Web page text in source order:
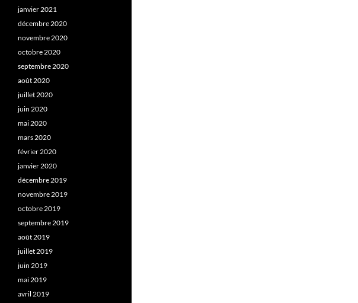
janvier 2021
décembre 2020
novembre 2020
octobre 2020
septembre 2020
août 2020
juillet 2020
juin 2020
mai 2020
mars 2020
février 2020
janvier 2020
décembre 2019
novembre 2019
octobre 2019
septembre 2019
août 2019
juillet 2019
juin 2019
mai 2019
avril 2019